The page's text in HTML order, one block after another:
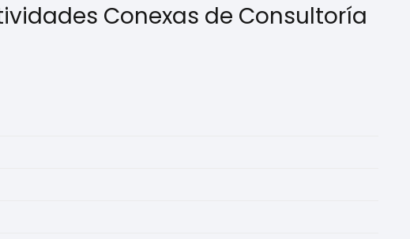
Conexas de Consultoría